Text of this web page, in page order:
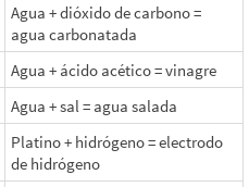
Agua + dióxido de carbono =
agua carbonatada
Agua + ácido acético = vinagre
Agua + sal = agua salada
Platino + hidrógeno = electrodo
de hidrógeno